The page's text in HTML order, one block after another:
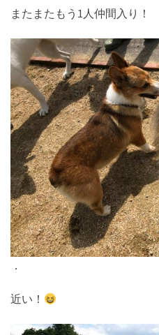
またまたもう1人仲間入り！
．
近い！